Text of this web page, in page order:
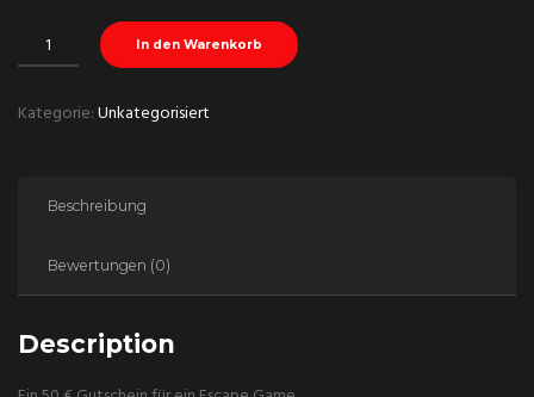
Gutschein
50
Menge
In den Warenkorb
Kategorie:Unkategorisiert
Beschreibung
Bewertungen (0)
Description